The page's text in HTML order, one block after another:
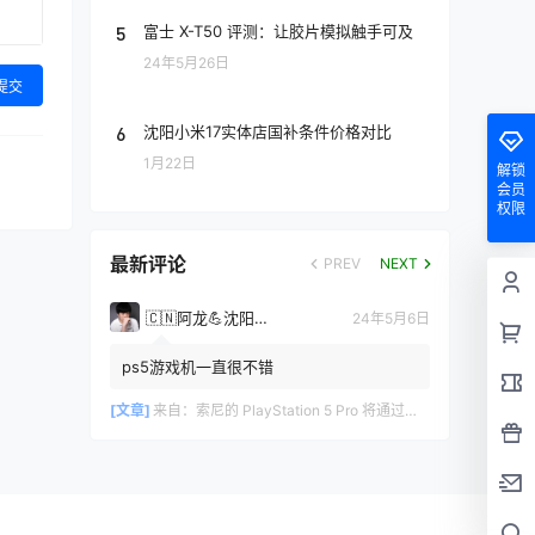
交
5 富士 X-T50 评测：让胶片模拟触手可及
24年5月26日
6 沈阳小米17实体店国补条件价格对比
1月22日
最新评论 PREV NEXT
🇨🇳阿龙💪沈阳手机网 24年5月6日
ps5游戏机一直很不错
[文章] 来自： 索尼的 PlayStation 5 Pro 将通过增强的 GPU 和更快的内存带宽提高标准
解锁
会员
权限